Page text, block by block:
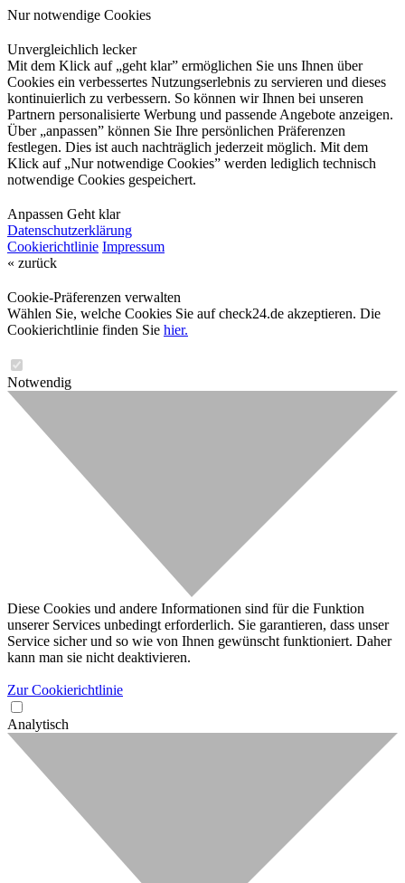
Nur notwendige Cookies
Unvergleichlich lecker
Mit dem Klick auf „geht klar” ermöglichen Sie uns Ihnen über
Cookies ein verbessertes Nutzungserlebnis zu servieren und dieses
kontinuierlich zu verbessern. So können wir Ihnen bei unseren
Partnern personalisierte Werbung und passende Angebote anzeigen.
Über „anpassen” können Sie Ihre persönlichen Präferenzen
festlegen. Dies ist auch nachträglich jederzeit möglich. Mit dem
Klick auf „Nur notwendige Cookies” werden lediglich technisch
notwendige Cookies gespeichert.
Anpassen Geht klar
Datenschutzerklärung
Cookierichtlinie Impressum
« zurück
Cookie-Präferenzen verwalten
Wählen Sie, welche Cookies Sie auf check24.de akzeptieren. Die
Cookierichtlinie finden Sie hier.
Notwendig
Diese Cookies und andere Informationen sind für die Funktion
unserer Services unbedingt erforderlich. Sie garantieren, dass unser
Service sicher und so wie von Ihnen gewünscht funktioniert. Daher
kann man sie nicht deaktivieren.
Zur Cookierichtlinie
Analytisch